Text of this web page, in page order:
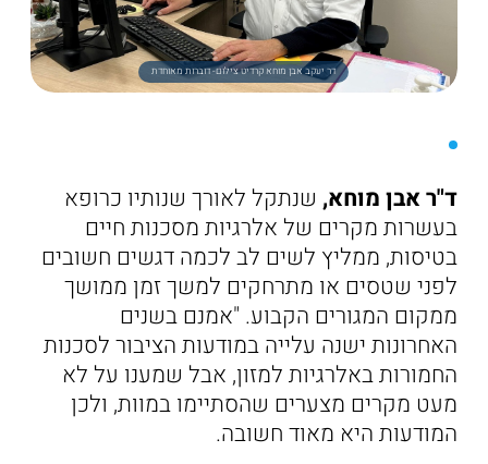
דר יעקב אבן מוחא קרדיט צילום- דוברות מאוחדת
ד"ר אבן מוחא, שנתקל לאורך שנותיו כרופא
בעשרות מקרים של אלרגיות מסכנות חיים
בטיסות, ממליץ לשים לב לכמה דגשים חשובים
לפני שטסים או מתרחקים למשך זמן ממושך
ממקום המגורים הקבוע. "אמנם בשנים
האחרונות ישנה עלייה במודעות הציבור לסכנות
החמורות באלרגיות למזון, אבל שמענו על לא
מעט מקרים מצערים שהסתיימו במוות, ולכן
המודעות היא מאוד חשובה.